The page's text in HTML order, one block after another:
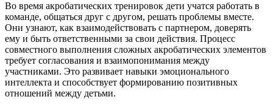
Во время акробатических тренировок дети учатся работать в
команде, общаться друг с другом, решать проблемы вместе.
Они узнают, как взаимодействовать с партнером, доверять
ему и быть ответственными за свои действия. Процесс
совместного выполнения сложных акробатических элементов
требует согласования и взаимопонимания между
участниками. Это развивает навыки эмоционального
интеллекта и способствует формированию позитивных
отношений между детьми.